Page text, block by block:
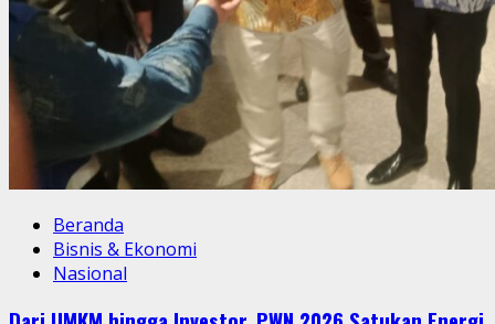
Beranda
Bisnis & Ekonomi
Nasional